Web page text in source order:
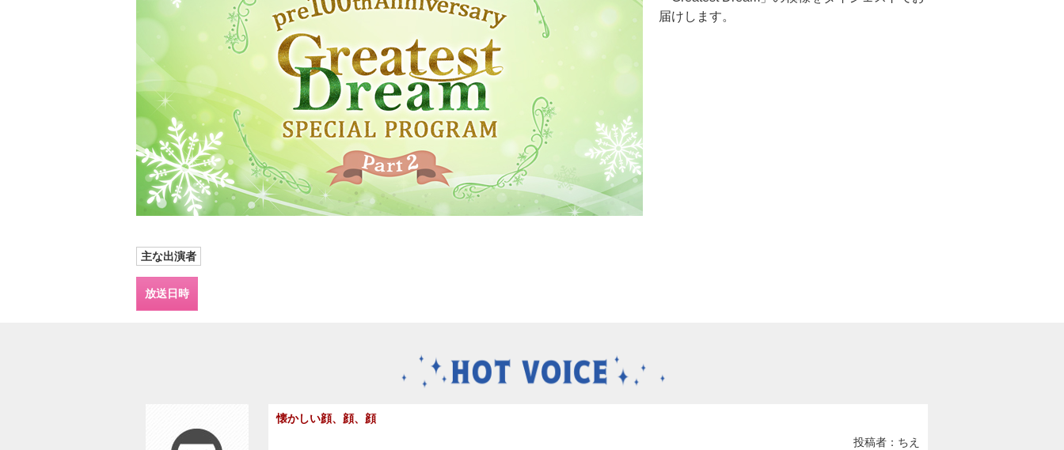
届けします。
主な出演者
放送日時
懐かしい顔、顔、顔
投稿者：ちえ